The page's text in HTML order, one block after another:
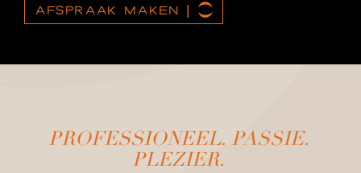
AFSPRAAK MAKEN
PROFESSIONEEL. PASSIE.
PLEZIER.